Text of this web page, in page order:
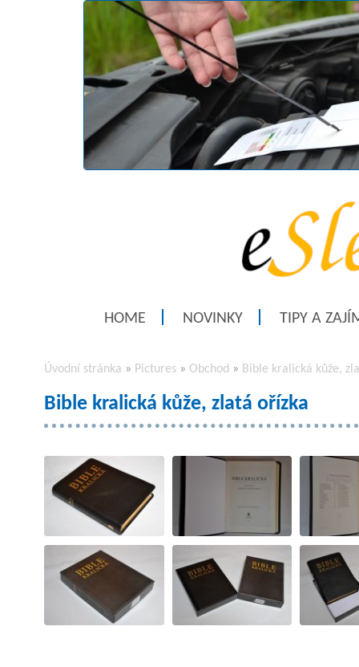
HOME NOVINKY TIPY A
Úvodní stránka » Pictures » Obchod » Bible kralická kůže,
Bible kralická kůže, zlatá ořízka